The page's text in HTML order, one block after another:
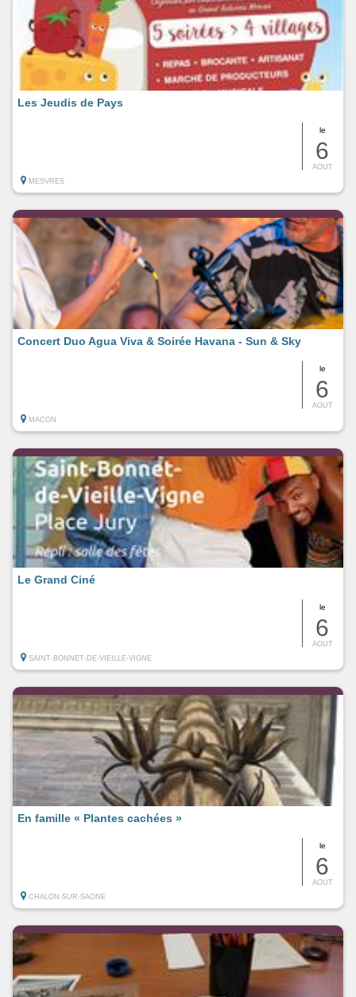
le
6
AOUT
Les Jeudis de Pays
MESVRES
le
6
AOUT
Concert Duo Agua Viva & Soirée Havana - Sun & Sky
MACON
le
6
AOUT
Le Grand Ciné
SAINT-BONNET-DE-VIEILLE-VIGNE
le
6
AOUT
En famille « Plantes cachées »
CHALON-SUR-SAONE